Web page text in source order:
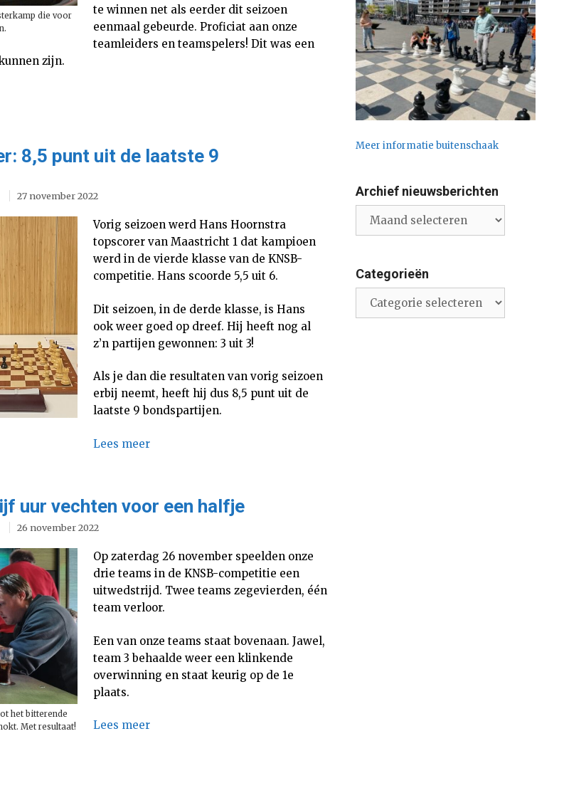
die voor
te winnen net als eerder dit seizoen
eenmaal gebeurde. Proficiat aan onze
teamleiders en teamspelers! Dit was een
zijn.
8,5 punt uit de laatste 9
27 november 2022
Vorig seizoen werd Hans Hoornstra
topscorer van Maastricht 1 dat kampioen
werd in de vierde klasse van de KNSB-
competitie. Hans scoorde 5,5 uit 6.
Dit seizoen, in de derde klasse, is Hans
ook weer goed op dreef. Hij heeft nog al
z’n partijen gewonnen: 3 uit 3!
Als je dan die resultaten van vorig seizoen
erbij neemt, heeft hij dus 8,5 punt uit de
laatste 9 bondspartijen.
Lees meer
uur vechten voor een halfje
26 november 2022
het bitterende
Met resultaat!
Op zaterdag 26 november speelden onze
drie teams in de KNSB-competitie een
uitwedstrijd. Twee teams zegevierden, één
team verloor.
Een van onze teams staat bovenaan. Jawel,
team 3 behaalde weer een klinkende
overwinning en staat keurig op de 1e
plaats.
Lees meer
Meer informatie buitenschaak
Archief nieuwsberichten
nieuwsberichten
Categorieën